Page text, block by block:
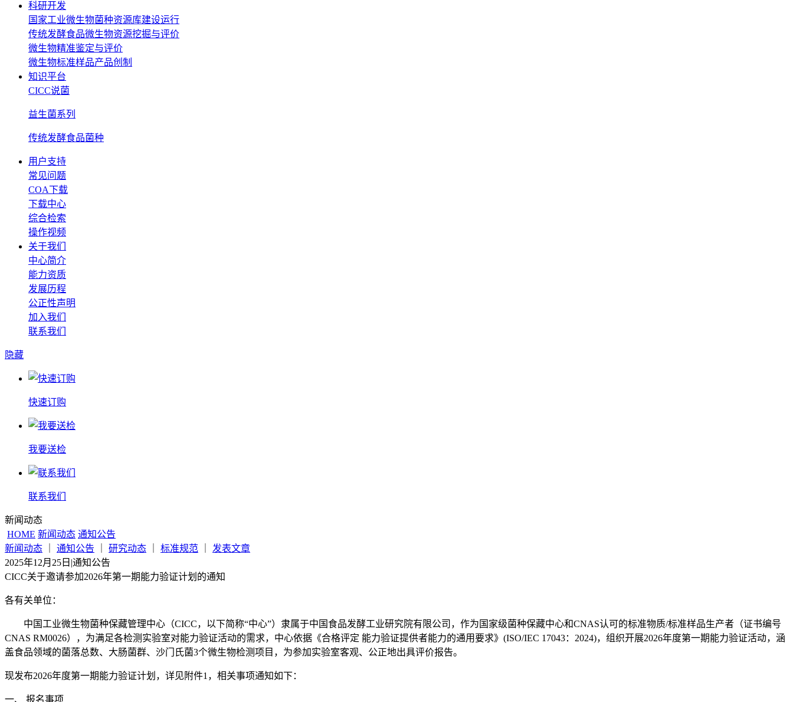
科研开发
国家工业微生物菌种资源库建设运行
传统发酵食品微生物资源挖掘与评价
微生物精准鉴定与评价
微生物标准样品产品创制
知识平台
CICC说菌
益生菌系列
传统发酵食品菌种
用户支持
常见问题
COA下载
下载中心
综合检索
操作视频
关于我们
中心简介
能力资质
发展历程
公正性声明
加入我们
联系我们
隐藏
快速订购
我要送检
联系我们
新闻动态
HOME 新闻动态 通知公告
新闻动态
通知公告 研究动态 标准规范
发表文章
2025年12月25日 |通知公告
CICC关于邀请参加2026年第一期能力验证计划的通知
各有关单位：
中国工业微生物菌种保藏管理中心（CICC，以下简称“中心”）隶属于中国食品发酵工业研究院有限公司，作为国家级菌种保藏中心和CNAS认可的标准物质/标准样品生产者（证书编号
CNAS RM0026），为满足各检测实验室对能力验证活动的需求，中心依据《合格评定 能力验证提供者能力的通用要求》(ISO/IEC 17043：2024)，组织开展2026年度第一期能力验证活动，涵
盖食品领域的菌落总数、大肠菌群、沙门氏菌3个微生物检测项目，为参加实验室客观、公正地出具评价报告。
现发布2026年度第一期能力验证计划，详见附件1，相关事项通知如下：
一、 报名事项